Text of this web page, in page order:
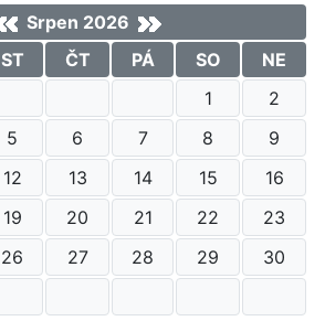
Srpen 2026
ST ČT PÁ SO
NE
1
2
5 6 7 8
9
12 13 14 15
16
19 20 21 22
23
26 27 28 29
30